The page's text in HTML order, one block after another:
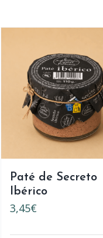
Paté de Secreto
Ibérico
3,45€